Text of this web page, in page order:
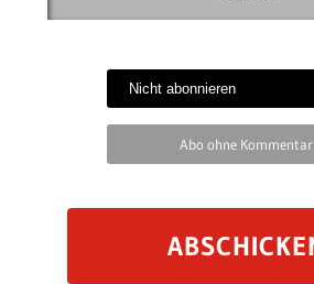
Abo ohne Kommentar